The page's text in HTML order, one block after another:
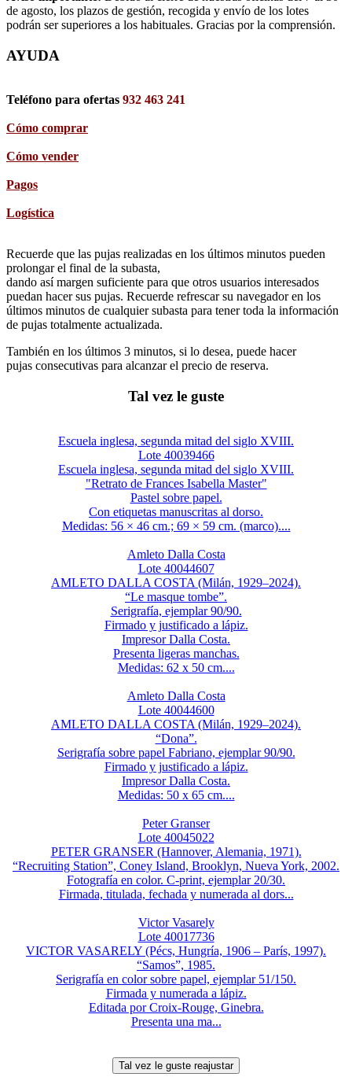
de agosto, los plazos de gestión, recogida y envío de los lotes
podrán ser superiores a los habituales. Gracias por la comprensión.
AYUDA
Teléfono para ofertas 932 463 241
Cómo comprar
Cómo vender
Pagos
Logística
Recuerde que las pujas realizadas en los últimos minutos pueden
prolongar el final de la subasta,
dando así margen suficiente para que otros usuarios interesados
puedan hacer sus pujas. Recuerde refrescar su navegador en los
últimos minutos de cualquier subasta para tener toda la información
de pujas totalmente actualizada.
También en los últimos 3 minutos, si lo desea, puede hacer
pujas consecutivas para alcanzar el precio de reserva.
Tal vez le guste
Escuela inglesa, segunda mitad del siglo XVIII.
Lote 40039466
Escuela inglesa, segunda mitad del siglo XVIII.
"Retrato de Frances Isabella Master"
Pastel sobre papel.
Con etiquetas manuscritas al dorso.
Medidas: 56 × 46 cm.; 69 × 59 cm. (marco)....
Amleto Dalla Costa
Lote 40044607
AMLETO DALLA COSTA (Milán, 1929–2024).
“Le masque tombe”.
Serigrafía, ejemplar 90/90.
Firmado y justificado a lápiz.
Impresor Dalla Costa.
Presenta ligeras manchas.
Medidas: 62 x 50 cm....
Amleto Dalla Costa
Lote 40044600
AMLETO DALLA COSTA (Milán, 1929–2024).
“Dona”.
Serigrafía sobre papel Fabriano, ejemplar 90/90.
Firmado y justificado a lápiz.
Impresor Dalla Costa.
Medidas: 50 x 65 cm....
Peter Granser
Lote 40045022
PETER GRANSER (Hannover, Alemania, 1971).
“Recruiting Station”, Coney Island, Brooklyn, Nueva York, 2002.
Fotografía en color. C-print, ejemplar 20/30.
Firmada, titulada, fechada y numerada al dors...
Victor Vasarely
Lote 40017736
VICTOR VASARELY (Pécs, Hungría, 1906 – París, 1997).
“Samos”, 1985.
Serigrafía en color sobre papel, ejemplar 51/150.
Firmada y numerada a lápiz.
Editada por Croix-Rouge, Ginebra.
Presenta una ma...